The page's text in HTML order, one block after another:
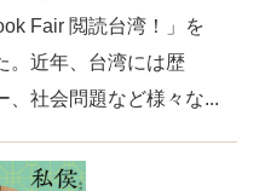
Fair 閲読台湾！」を
。近年、台湾には歴
、社会問題など様々な...